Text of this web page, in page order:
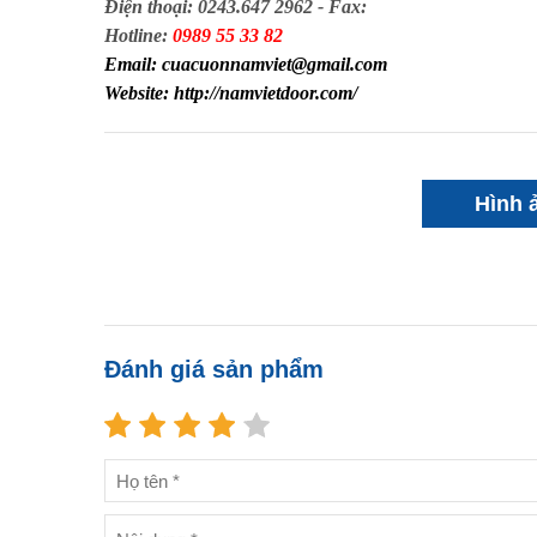
Điện thoại: 0243.647 2962 - Fax:
Hotline: 0989 55 33 82
Email: cuacuonnamviet@gmail.com
Website: http://namvietdoor.com/
Hình
Đánh giá sản phẩm